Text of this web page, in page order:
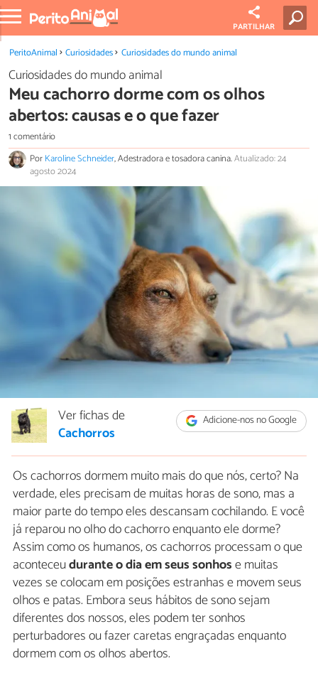
PARTILHAR
PeritoAnimal Curiosidades Curiosidades do mundo animal
Curiosidades do mundo animal
Meu cachorro dorme com os olhos
abertos: causas e o que fazer
1 comentário
PorKaroline Schneider, Adestradora e tosadora canina.Atualizado: 24
agosto 2024
Adicione-nos no Google
Ver fichas de
Cachorros
Os cachorros dormem muito mais do que nós, certo? Na
verdade, eles precisam de muitas horas de sono, mas a
maior parte do tempo eles descansam cochilando. E você
já reparou no olho do cachorro enquanto ele dorme?
Assim como os humanos, os cachorros processam o que
aconteceudurante o dia em seus sonhose muitas
vezes se colocam em posições estranhas e movem seus
olhos e patas. Embora seus hábitos de sono sejam
diferentes dos nossos, eles podem ter sonhos
perturbadores ou fazer caretas engraçadas enquanto
dormem com os olhos abertos.